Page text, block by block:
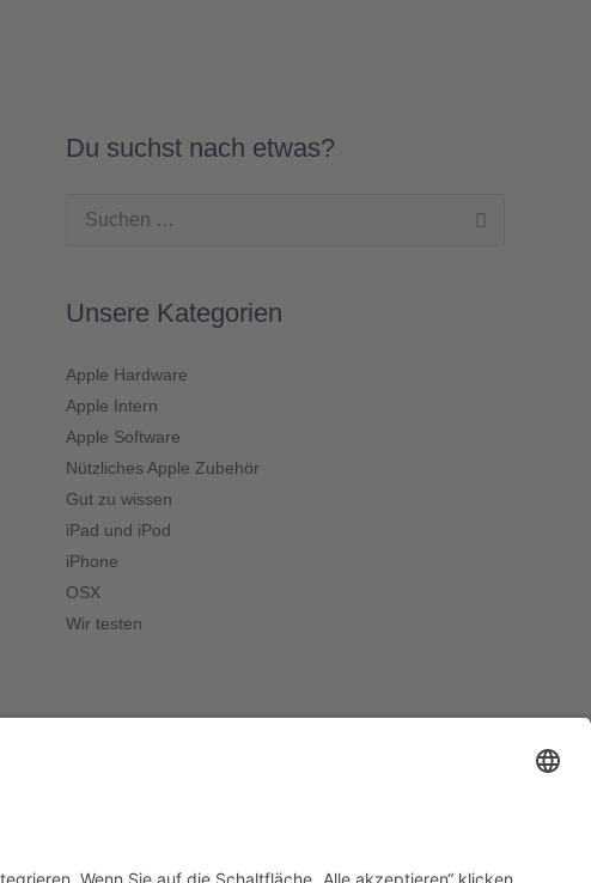
Du suchst nach etwas?
Suchen
Unsere Kategorien
Apple Hardware
Apple Intern
Apple Software
Nützliches Apple Zubehör
Gut zu wissen
iPad und iPod
iPhone
OSX
Wir testen